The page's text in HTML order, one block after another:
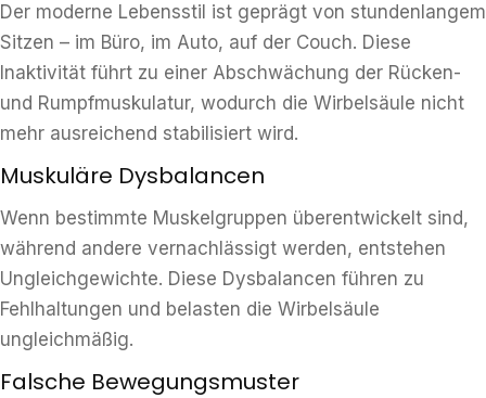
Der moderne Lebensstil ist geprägt von stundenlangem
Sitzen – im Büro, im Auto, auf der Couch. Diese
Inaktivität führt zu einer Abschwächung der Rücken-
und Rumpfmuskulatur, wodurch die Wirbelsäule nicht
mehr ausreichend stabilisiert wird.
Muskuläre Dysbalancen
Wenn bestimmte Muskelgruppen überentwickelt sind,
während andere vernachlässigt werden, entstehen
Ungleichgewichte. Diese Dysbalancen führen zu
Fehlhaltungen und belasten die Wirbelsäule
ungleichmäßig.
Falsche Bewegungsmuster